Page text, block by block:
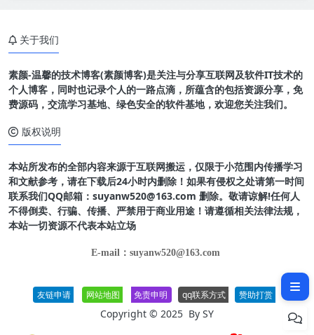
软件介绍
关于我们
素颜-温馨的技术博客(素颜博客)是关注与分享互联网及软件IT技术的
个人博客，同时也记录个人的一路点滴，所蕴含的包括资源分享，免
费源码，交流学习基地、绿色安全的软件基地，欢迎您关注我们。
版权说明
本站所发布的全部内容来源于互联网搬运，仅限于小范围内传播学习
和文献参考，请在下载后24小时内删除！如果有侵权之处请第一时间
联系我们QQ邮箱：suyanw520@163.com 删除。敬请谅解!任何人
不得倒卖、行骗、传播、严禁用于商业用途！请遵循相关法律法规，
本站一切资源不代表本站立场
E-mail：suyanw520@163.com
友链申请 网站地图 免责申明 qq联系方式 赞助打赏
Copyright © 2025 By SY